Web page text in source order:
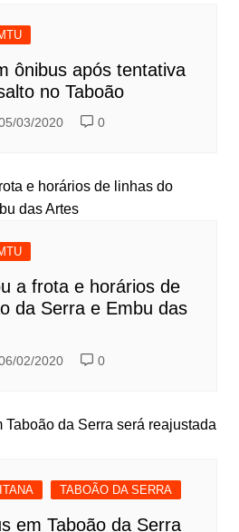
ônibus após tentativa
no Taboão
03/2020 0
a frota e horários de
da Serra e Embu das
02/2020 0
TABOÃO DA SERRA
em Taboão da Serra